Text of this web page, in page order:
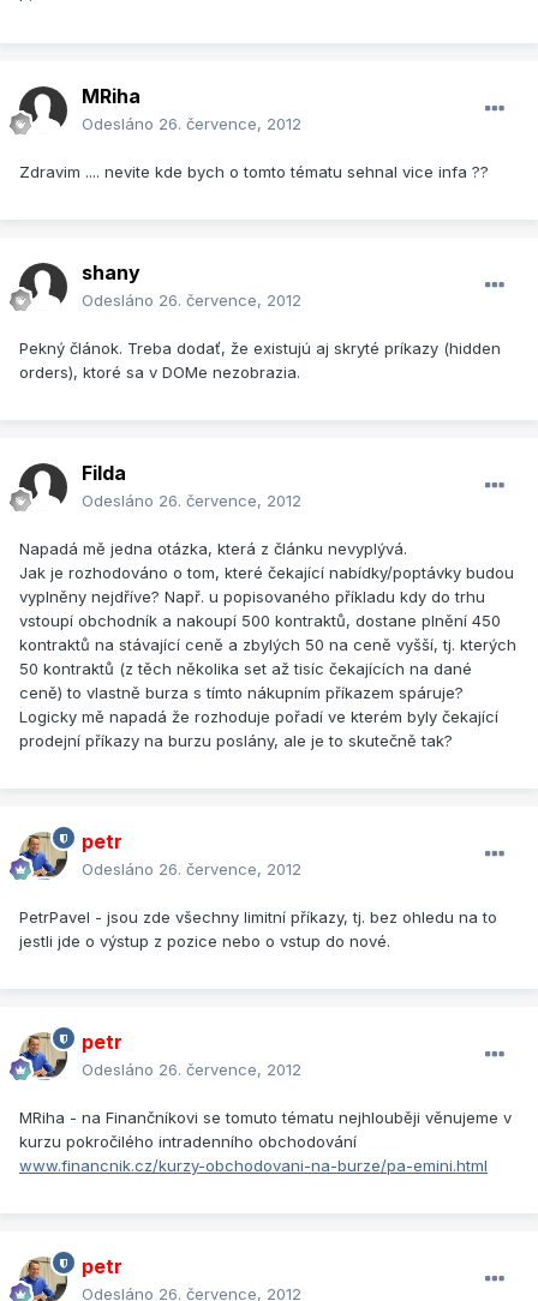
MRiha
Odesláno 26. července, 2012
Zdravim .... nevite kde bych o tomto tématu sehnal vice infa ??
shany
Odesláno 26. července, 2012
Pekný článok. Treba dodať, že existujú aj skryté príkazy (hidden
orders), ktoré sa v DOMe nezobrazia.
Filda
Odesláno 26. července, 2012
Napadá mě jedna otázka, která z článku nevyplývá.
Jak je rozhodováno o tom, které čekající nabídky/poptávky budou
vyplněny nejdříve? Např. u popisovaného příkladu kdy do trhu
vstoupí obchodník a nakoupí 500 kontraktů, dostane plnění 450
kontraktů na stávající ceně a zbylých 50 na ceně vyšší, tj. kterých
50 kontraktů (z těch několika set až tisíc čekajících na dané
ceně) to vlastně burza s tímto nákupním příkazem spáruje?
Logicky mě napadá že rozhoduje pořadí ve kterém byly čekající
prodejní příkazy na burzu poslány, ale je to skutečně tak?
petr
Odesláno 26. července, 2012
PetrPavel - jsou zde všechny limitní příkazy, tj. bez ohledu na to
jestli jde o výstup z pozice nebo o vstup do nové.
petr
Odesláno 26. července, 2012
MRiha - na Finančníkovi se tomuto tématu nejhlouběji věnujeme v
kurzu pokročilého intradenního obchodování
www.financnik.cz/kurzy-obchodovani-na-burze/pa-emini.html
petr
Odesláno 26. července, 2012